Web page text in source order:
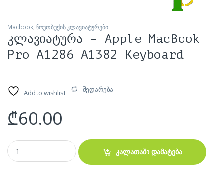
Macbook, ნოუთბუქის კლავიატურები
კლავიატურა – Apple MacBook
Pro A1286 A1382 Keyboard
Add to wishlist შედარება
₾60.00
კლავიატურა - Apple MacBook Pro A1286 A1382 Keyboard quantity
კალათაში დამატება